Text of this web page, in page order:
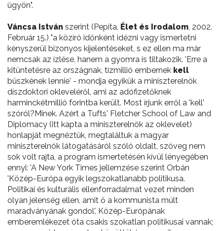
ügyön".
Váncsa István szerint (Pepita, Élet és Irodalom, 2002.
Február 15.) "a közíró időnként idézni vagy ismertetni
kényszerül bizonyos kijelentéseket, s ez ellen ma már
nemcsak az ízlése, hanem a gyomra is tiltakozik. 'Erre a
kitüntetésre az országnak, tízmillió embernek kell
büszkének lennie' - mondja egyikük a miniszterelnök
díszdoktori okleveléről, ami az adófizetőknek
harminckétmillió forintba került. Most írjunk erről a 'kell'
szóról?Minek. Azért a Tufts' Fletcher School of Law and
Diplomacy (itt kapta a miniszterelnök az oklevelet)
honlapját megnéztük, megtaláltuk a magyar
miniszterelnök látogatásáról szóló oldalt, szöveg nem
sok volt rajta, a program ismertetésén kívül lényegében
ennyi: 'A New York Times jellemzése szerint Orbán
'Közép-Európa egyik legszokatlanabb politikusa.
Politikai és kulturális ellenforradalmat vezet minden
olyan jelenség ellen, amit ő a kommunista múlt
maradványának gondol'. Közép-Európának
emberemlékezet óta csakis szokatlan politikusai vannak;